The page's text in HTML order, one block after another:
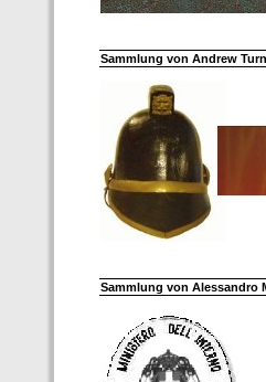
Sammlung von Andrew
Sammlung von Alessandro